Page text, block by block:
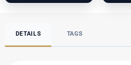
DETAILS TAGS